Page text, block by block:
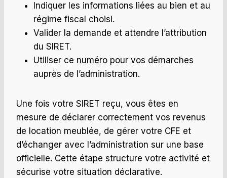
Indiquer les informations liées au bien et au
régime fiscal choisi.
Valider la demande et attendre l’attribution
du SIRET.
Utiliser ce numéro pour vos démarches
auprès de l’administration.
Une fois votre SIRET reçu, vous êtes en
mesure de déclarer correctement vos revenus
de location meublée, de gérer votre CFE et
d’échanger avec l’administration sur une base
officielle. Cette étape structure votre activité et
sécurise votre situation déclarative.